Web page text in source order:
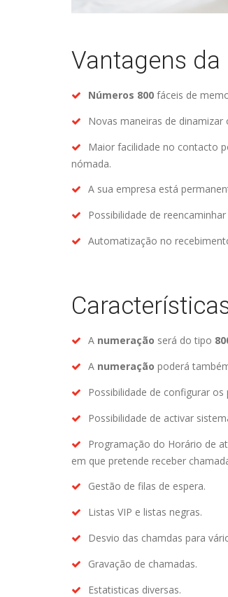
Vantagens da
Números 800 fáceis de
Novas maneiras de dinamizar
Maior facilidade no contacto
nómada.
A sua empresa está
Possibilidade de
Automatização no
A numeração será do tipo
A numeração poderá
Possibilidade de configurar
Possibilidade de activar
Programação do Horário de
em que pretende receber
Gestão de filas de espera.
Listas VIP e listas negras.
Desvio das chamdas para
Gravação de chamadas.
Estatisticas diversas.